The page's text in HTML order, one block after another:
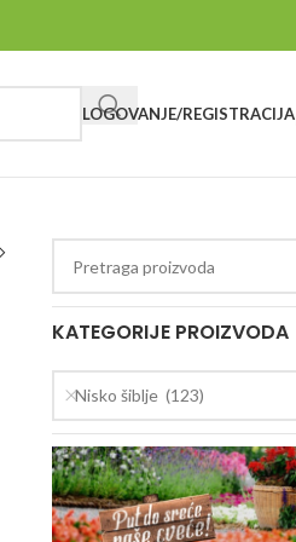
LOGOVANJE/REGISTRACIJA
KATEGORIJE PROIZVODA
Nisko šiblje (123)